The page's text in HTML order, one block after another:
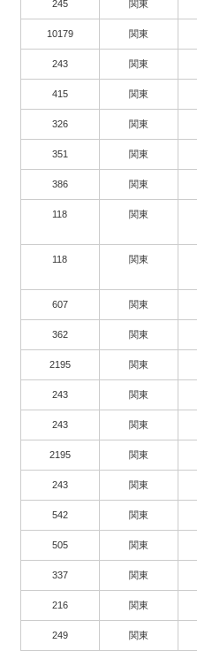
245 関東
10179 関東
243 関東
415 関東
326 関東
351 関東
386 関東
118 関東
118 関東
607 関東
362 関東
2195 関東
243 関東
243 関東
2195 関東
243 関東
542 関東
505 関東
337 関東
216 関東
249 関東